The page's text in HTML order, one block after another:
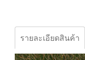
รายละเอียดสินค้า